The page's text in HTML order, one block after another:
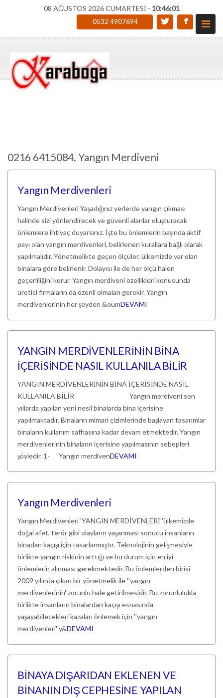
08 AĞUSTOS 2026 CUMARTESİ - 10:46:02
0532 4907694
0216 6415084. Yangın Merdiveni
Yangın Merdivenleri
Yangın Merdivenleri Yaşadığınız yerlerde yangın çıkması
halinde sizi yönlendirecek ve güvenli alanlar oluşturacak
önlemlere ihtiyaç duyarsınız. İşte bu önlemlerin başında aktif
payı olan yangın merdivenleri, belirlenen kurallara bağlı olarak
yapılmalıdır. Yönetmelikte geçen ölçüler, ülkemizde var olan
binalara göre belirlenir. Dolayısı ile de her ölçü halen
geçerliliğini korur. Yangın merdiveni özellikleri konusunda
üretici firmaların da özenli olmaları gerekir. Yangın
merdivenlerinin her şeyden &oumDEVAMI
YANGIN MERDİVENLERİNİN BİNA
İÇERİSİNDE NASIL KULLANILA BİLİR
YANGIN MERDİVENLERİNİN BİNA İÇERİSİNDE NASIL
KULLANILA BİLİR Yangın merdiveni son
yıllarda yapılan yeni nesil binalarda bina içerisine
yapılmaktadır. Binaların mimari çizimlerinde başlayan tasarımlar
binaların kullanım safhasına kadar devam etmektedir. Yangın
merdivenlerinin binaların içerisine yapılmasının sebepleri
şöyledir. 1- Yangın merdivenDEVAMI
Yangın Merdivenleri
Yangın Merdivenleri 'YANGIN MERDİVENLERİ''ülkemizde
doğal afet, terör gibi olayların yaşanması sonucu insanların
binadan kaçışı için tasarlanmıştır. Teknolojinin gelişmesiyle
birlikte yangın riskinin arttığı ve bu durum için en iyi
önlemlerin alınması gerekmektedir. Bu önlemlerden birisi
2009 yılında çıkan bir yönetmelik ile ''yangın
merdivenlerinin''zorunlu hale getirilmesidir. Bu zorunlulukla
birlikte insanların binalardan kaçışı esnasında
yaşayabilecekleri kazaları önlemek için ''yangın
merdivenleri''y&DEVAMI
BİNAYA DIŞARIDAN EKLENEN VE
BİNANIN DIŞ CEPHESİNE YAPILAN